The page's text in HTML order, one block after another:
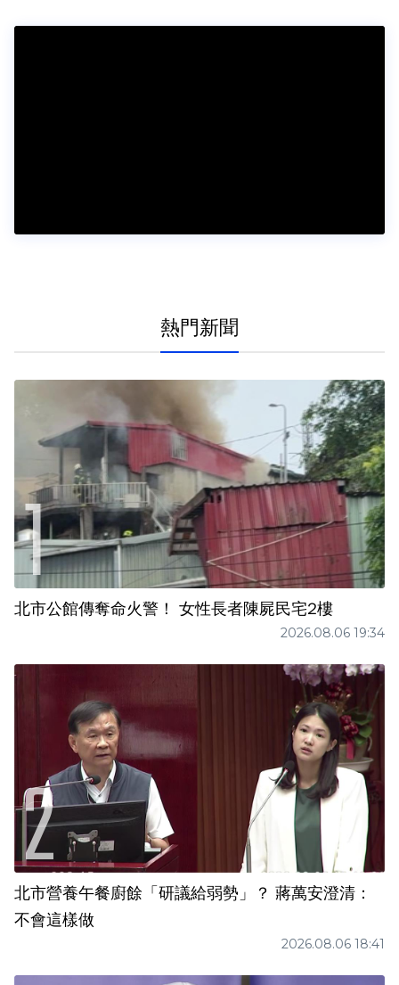
熱門新聞
北市公館傳奪命火警！ 女性長者陳屍民宅2樓
2026.08.06 19:34
北市營養午餐廚餘「研議給弱勢」？ 蔣萬安澄清：
不會這樣做
2026.08.06 18:41